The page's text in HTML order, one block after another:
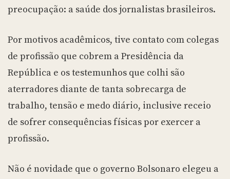
preocupação: a saúde dos jornalistas brasileiros.
Por motivos acadêmicos, tive contato com colegas
de profissão que cobrem a Presidência da
República e os testemunhos que colhi são
aterradores diante de tanta sobrecarga de
trabalho, tensão e medo diário, inclusive receio
de sofrer consequências físicas por exercer a
profissão.
Não é novidade que o governo Bolsonaro elegeu a